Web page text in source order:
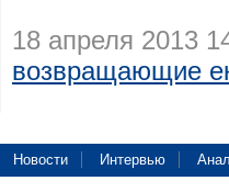
18 апреля 2013
возвращающие
Новости Интервью